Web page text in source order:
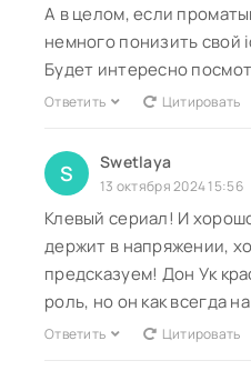
А в целом, если
немного понизить свой
Будет интересно
Ответить Цитировать
S Swetlaya
13 октября 2024 15:56
Клевый сериал! И
держит в напряжении,
предсказуем! Дон Ук
роль, но он как всегда
Ответить Цитировать